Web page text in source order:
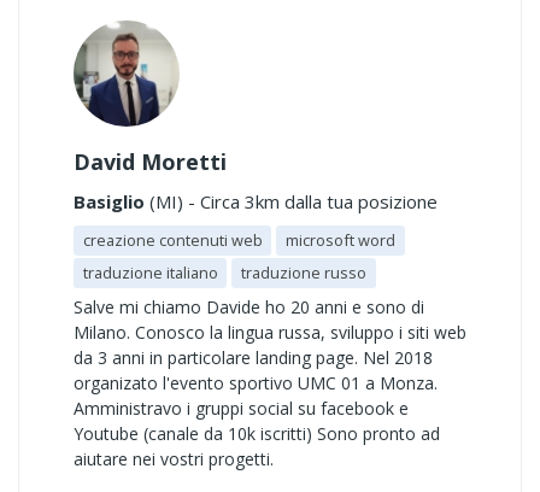
David Moretti
Basiglio (MI) - Circa 3km dalla tua posizione
creazione contenuti web
microsoft word
traduzione italiano
traduzione russo
Salve mi chiamo Davide ho 20 anni e sono di
Milano. Conosco la lingua russa, sviluppo i siti web
da 3 anni in particolare landing page. Nel 2018
organizato l'evento sportivo UMC 01 a Monza.
Amministravo i gruppi social su facebook e
Youtube (canale da 10k iscritti) Sono pronto ad
aiutare nei vostri progetti.